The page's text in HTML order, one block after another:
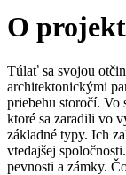
O
Túlať sa svojou
architektonickými
priebehu storočí. Vo
ktoré sa zaradili vo
základné typy. Ich
vtedajšej
pevnosti a zámky.